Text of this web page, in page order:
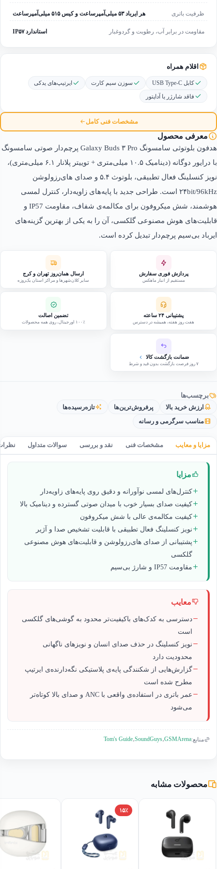
ظرفیت باتری هر ایرباد ۵۳ میلی‌آمپرساعت و کیس ۵۱۵ میلی‌آمپرساعت
مقاومت در برابر آب، رطوبت و گردوغبار استاندارد IP۵۷
اقلام همراه
کابل USB Type-C سوزن سیم کارت
ایرتیپ‌های یدکی
فاقد شارژر یا آداپتور
مشخصات فنی کامل
معرفی محصول
هدفون بلوتوثی سامسونگ Galaxy Buds ۳ Pro پرچم‌دار صوتی سامسونگ
با درایور دوگانه (دینامیک ۱۰.۵ میلی‌متری + توییتر پلانار ۶.۱ میلی‌متری)،
نویز کنسلینگ فعال تطبیقی، بلوتوث ۵.۴ و صدای های‌رزولوشن
۲۴bit/96kHz است. طراحی جدید با پایه‌های زاویه‌دار، کنترل لمسی
هوشمند، شش میکروفون برای مکالمه‌ی شفاف، مقاومت IP57 و
قابلیت‌های هوش مصنوعی گلکسی، آن را به یکی از بهترین گزینه‌های
ایرباد بی‌سیم پرچم‌دار تبدیل کرده است.
پردازش فوری سفارش
مستقیم از انبار ماهکس
ارسال همان‌روز تهران و کرج
سایر کلان‌شهرها و مراکز استان یک‌روزه
پشتیبانی ۲۴ ساعته
هفت روز هفته، همیشه در دسترس
تضمین اصالت
۱۰۰٪ اورجینال، روی همه محصولات
ضمانت بازگشت کالا
۷ روز فرصت بازگشت بدون قید و شرط
برچسب‌ها
ارزش خرید بالا
پرفروش‌ترین‌ها
تازه‌رسیده‌ها
مناسب سرگرمی و رسانه
مزایا و معایب مشخصات فنی نقد و بررسی سوالات متداول
مزایا
کنترل‌های لمسی نوآورانه و دقیق روی پایه‌های زاویه‌دار
کیفیت صدای بسیار خوب با میدان صوتی گسترده و دینامیک بالا
کیفیت مکالمه‌ی عالی با شش میکروفون
نویز کنسلینگ فعال تطبیقی با قابلیت تشخیص صدا و آژیر
پشتیبانی از صدای های‌رزولوشن و قابلیت‌های هوش مصنوعی
گلکسی
مقاومت IP57 و شارژ بی‌سیم
معایب
دسترسی به کدک‌های باکیفیت‌تر محدود به گوشی‌های گلکسی
است
نویز کنسلینگ در حذف صدای انسان و نویزهای ناگهانی
محدودیت دارد
گزارش‌هایی از شکنندگی پایه‌ی پلاستیکی نگه‌دارنده‌ی ایرتیپ
مطرح شده است
عمر باتری در استفاده‌ی واقعی با ANC و صدای بالا کوتاه‌تر
می‌شود
منابع:GSMArena،SoundGuys،Tom's Guide
محصولات مشابه
۱۵٪